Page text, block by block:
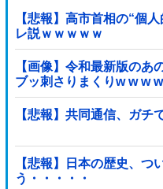
【悲報】高市首相の“個
レ説ｗｗｗｗｗ
【画像】令和最新版のあ
ブッ刺さりまくりw w w
【悲報】共同通信、ガチ
【悲報】日本の歴史、つ
う・・・・・